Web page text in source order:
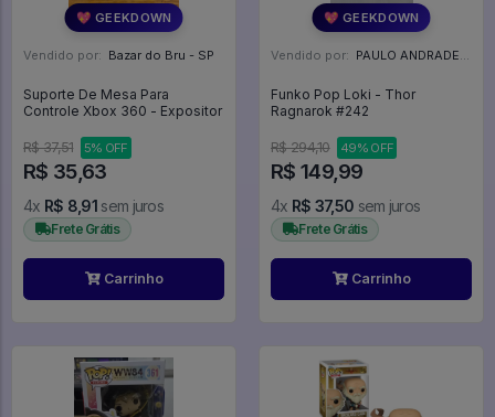
💖 GEEKDOWN
Vendido por: Bazar do Bru - SP
Suporte De Mesa Para
Controle Xbox 360 - Expositor
R$ 37,51 5% OFF
R$ 35,63
4x R$ 8,91 sem juros
Frete Grátis
Carrinho
💖 GEEKDOWN
Vendido por: PAULO ANDRADE - RJ
Funko Pop Loki - Thor
Ragnarok #242
R$ 294,10 49% OFF
R$ 149,99
4x R$ 37,50 sem juros
Frete Grátis
Carrinho